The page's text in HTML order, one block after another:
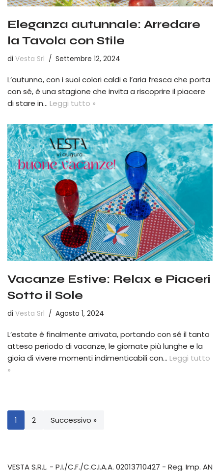
Eleganza autunnale: Arredare
la Tavola con Stile
di Vesta Srl Settembre 12, 2024
L’autunno, con i suoi colori caldi e l’aria fresca che porta
con sé, è una stagione che invita a riscoprire il piacere
di stare in… Leggi tutto »
Vacanze Estive: Relax e Piaceri
Sotto il Sole
di Vesta Srl Agosto 1, 2024
L’estate è finalmente arrivata, portando con sé il tanto
atteso periodo di vacanze, le giornate più lunghe e la
gioia di vivere momenti indimenticabili con… Leggi tutto
»
1 2 Successivo »
VESTA S.R.L. - P.I./C.F./C.C.I.A.A. 02013710427 - Reg. Imp. AN